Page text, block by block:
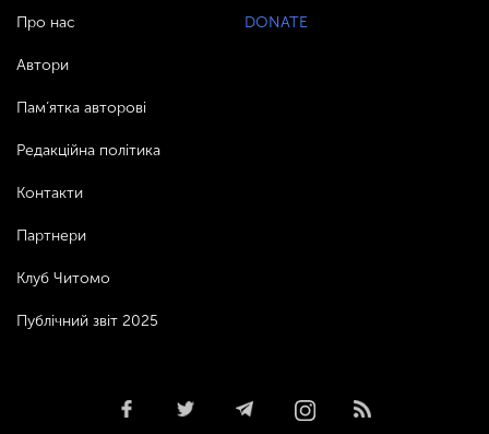
Про нас
Автори
Пам’ятка авторові
Редакційна політика
Контакти
Партнери
Клуб Читомо
Публічний звіт 2025
DONATE